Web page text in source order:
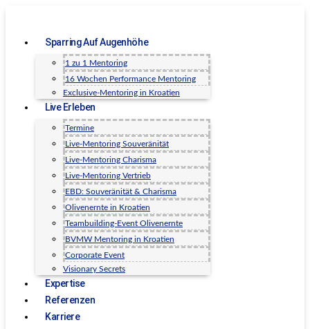
Sparring Auf Augenhöhe
1 zu 1 Mentoring
16 Wochen Performance Mentoring
Exclusive-Mentoring in Kroatien
Live Erleben
Termine
Live-Mentoring Souveränität
Live-Mentoring Charisma
Live-Mentoring Vertrieb
EBD: Souveränität & Charisma
Olivenernte in Kroatien
Teambuilding-Event Olivenernte
BVMW Mentoring in Kroatien
Corporate Event
Visionary Secrets
Expertise
Referenzen
Karriere